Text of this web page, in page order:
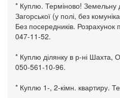
* Куплю. Терміново! Земельну
Загорської (у полі, без
Без посередників.
047-11-52.
* Куплю ділянку в р-ні Шахта,
050-561-10-96.
* Куплю 1-, 2-кімн. квартиру.